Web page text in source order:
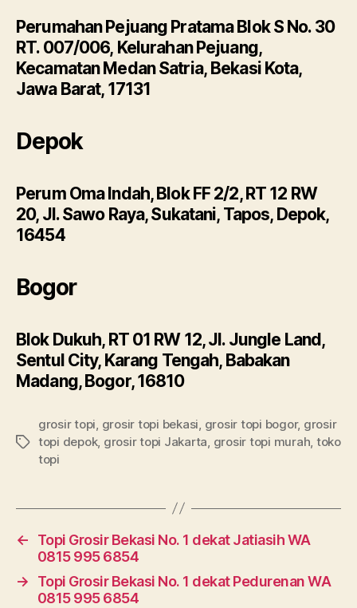
Perumahan Pejuang Pratama Blok S No. 30
RT. 007/006, Kelurahan Pejuang,
Kecamatan Medan Satria, Bekasi Kota,
Jawa Barat, 17131
Depok
Perum Oma Indah, Blok FF 2/2, RT 12 RW
20, Jl. Sawo Raya, Sukatani, Tapos, Depok,
16454
Bogor
Blok Dukuh, RT 01 RW 12, Jl. Jungle Land,
Sentul City, Karang Tengah, Babakan
Madang, Bogor, 16810
Tags
grosir topi grosir topi bekasi grosir topi bogor, grosir
topi depok, grosir topi Jakarta grosir topi murah toko
topi
←
Topi Grosir Bekasi No. 1 dekat Jatiasih WA
0815 995 6854
→
Topi Grosir Bekasi No. 1 dekat Pedurenan WA
0815 995 6854